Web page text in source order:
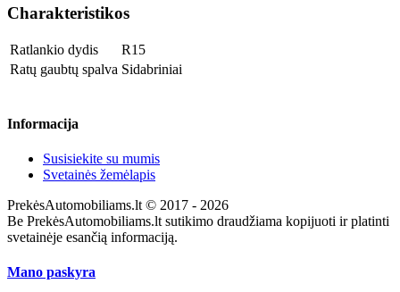
Charakteristikos
Ratlankio dydis
R15
Ratų gaubtų spalva Sidabriniai
Informacija
Susisiekite su mumis
Svetainės žemėlapis
PrekėsAutomobiliams.lt © 2017 - 2026
Be PrekėsAutomobiliams.lt sutikimo draudžiama kopijuoti ir platinti
svetainėje esančią informaciją.
Mano paskyra